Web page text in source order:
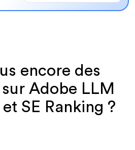
encore des
Adobe LLM
SE Ranking ?